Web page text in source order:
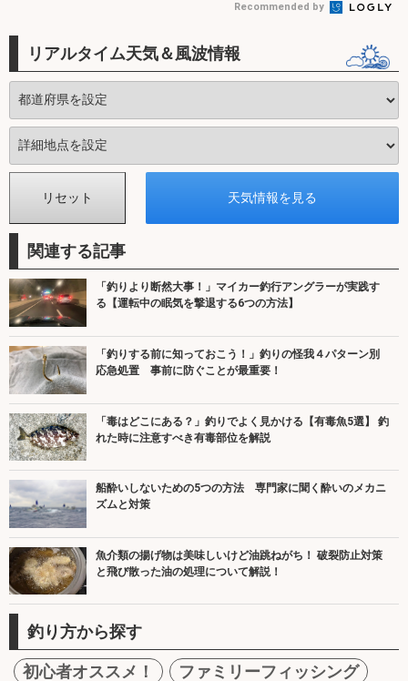
Recommended by
リアルタイム天気＆風波情報
関連する記事
「釣りより断然大事！」マイカー釣行アングラーが実践す
る【運転中の眠気を撃退する6つの方法】
「釣りする前に知っておこう！」釣りの怪我４パターン別
応急処置 事前に防ぐことが最重要！
「毒はどこにある？」釣りでよく見かける【有毒魚5選】 釣
れた時に注意すべき有毒部位を解説
船酔いしないための5つの方法 専門家に聞く酔いのメカニ
ズムと対策
魚介類の揚げ物は美味しいけど油跳ねがち！ 破裂防止対策
と飛び散った油の処理について解説！
釣り方から探す
初心者オススメ！ ファミリーフィッシング